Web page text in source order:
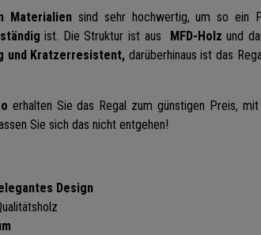
Materialiensind sehr hochwertig, um so ein
ist. Die Struktur ist aus MFD-Holz und
und Kratzerresistent, darüberhinaus ist das
erhalten Sie das Regal zum günstigen Preis,
Sie sich das nicht entgehen!
Design